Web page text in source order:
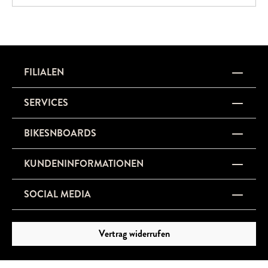
beinahe „telepathischen“ Fahreigenschaften.Das Sirrus X ist
FILIALEN
SERVICES
BIKESNBOARDS
KUNDENINFORMATIONEN
SOCIAL MEDIA
Vertrag widerrufen